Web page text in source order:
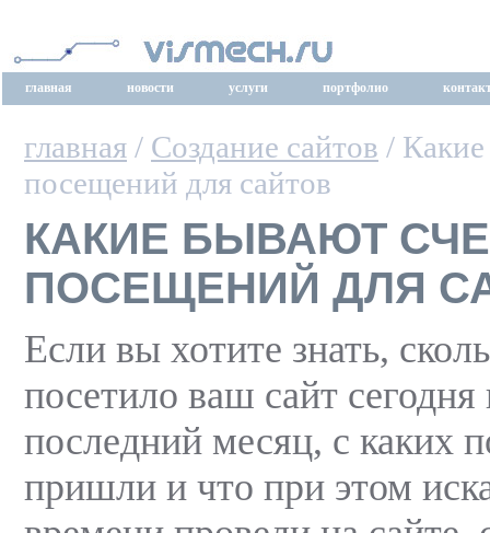
главная новости услуги портфолио
главная / Создание сайтов /
посещений для сайтов
КАКИЕ БЫВАЮТ
ПОСЕЩЕНИЙ ДЛЯ
Если вы хотите знать,
посетило ваш сайт сегодня
последний месяц, с каких
пришли и что при этом